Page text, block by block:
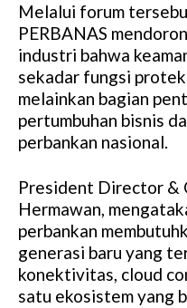
Melalui forum
PERBANAS
industri bahwa
sekadar fungsi
melainkan bagian
pertumbuhan bisnis
perbankan nasional.
President Director &
Hermawan,
perbankan
generasi baru yang
konektivitas, cloud
satu ekosistem yang